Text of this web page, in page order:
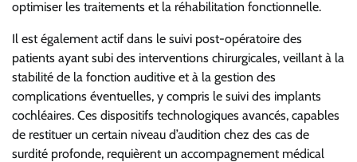
optimiser les traitements et la réhabilitation fonctionnelle.
Il est également actif dans le suivi post-opératoire des
patients ayant subi des interventions chirurgicales, veillant à la
stabilité de la fonction auditive et à la gestion des
complications éventuelles, y compris le suivi des implants
cochléaires. Ces dispositifs technologiques avancés, capables
de restituer un certain niveau d’audition chez des cas de
surdité profonde, requièrent un accompagnement médical